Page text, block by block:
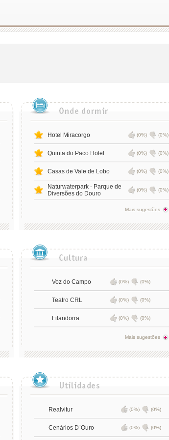
Hotel Miracorgo (0%) (0%)
Quinta do Paco Hotel (0%) (0%)
Casas de Vale de Lobo (0%) (0%)
Naturwaterpark - Parque de
Diversões do Douro
(0%) (0%)
Mais sugestões
Voz do Campo (0%) (0%)
Teatro CRL (0%) (0%)
Filandorra (0%) (0%)
Mais sugestões
Realvitur (0%) (0%)
Cenários D`Ouro (0%) (0%)